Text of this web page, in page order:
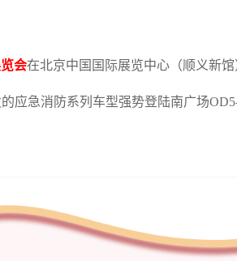
会在北京中国国际展览中心（顺义新
应急消防系列车型强势登陆南广场